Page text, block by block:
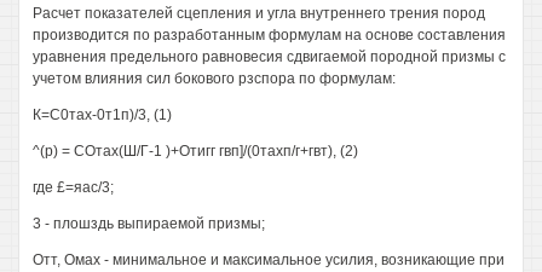
Расчет показателей сцепления и угла внутреннего трения пород
производится по разработанным формулам на основе составления
уравнения предельного равновесия сдвигаемой породной призмы с
учетом влияния сил бокового рзспора по формулам:
К=С0тах-0т1п)/3, (1)
^(р) = СОтах(Ш/Г-1 )+Отигг гвп]/(0тахп/г+гвт), (2)
где £=яас/3;
3 - плошздь выпираемой призмы;
Отт, Омах - минимальное и максимальное усилия, возникающие при